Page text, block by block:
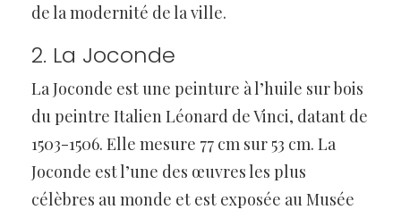
de la modernité de la ville.
2. La Joconde
La Joconde est une peinture à l’huile sur bois
du peintre Italien Léonard de Vinci, datant de
1503-1506. Elle mesure 77 cm sur 53 cm. La
Joconde est l’une des œuvres les plus
célèbres au monde et est exposée au Musée